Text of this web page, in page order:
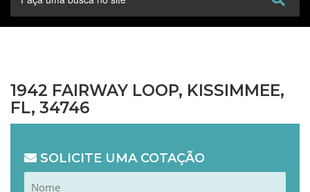
1942 FAIRWAY LOOP, KISSIMMEE,
FL, 34746
SOLICITE UMA COTAÇÃO